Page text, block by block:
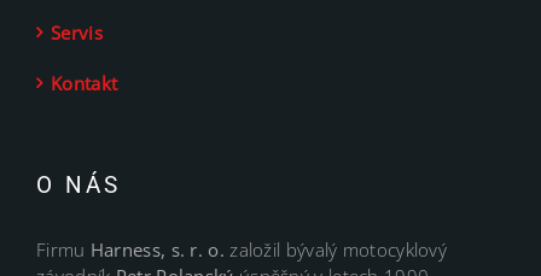
Servis
Kontakt
O NÁS
Firmu Harness, s. r. o.založil bývalý motocyklový